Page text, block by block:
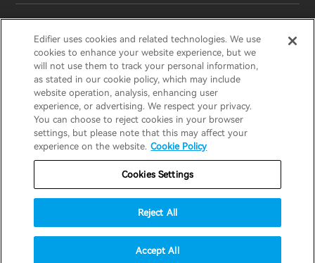
Draadloze luidsprekers
Neem contact met ons op
Sociale verantwoordelijkheden
Ons verhaal
Pers
Regionale distributeurs
Word distributeur
EDIFIERAIRPULSESTAXHECATE
Garantie BeleidPrivacyverklaring
Do Not Sell My Information
Netherlands / Nederlands
© 2025 Edifier. All rights reserved.
Edifier uses cookies and related technologies. We use
cookies to enhance your website experience, but we
will not use them to track your personal information,
as stated in our cookie policy, which may include
website operation, analysis, enhancing user
experience, or advertising. We respect your privacy.
You can choose to reject cookies in your browser
settings, but please note that this may affect your
experience on the website. Cookie Policy
Cookies Settings
Reject All
Accept All